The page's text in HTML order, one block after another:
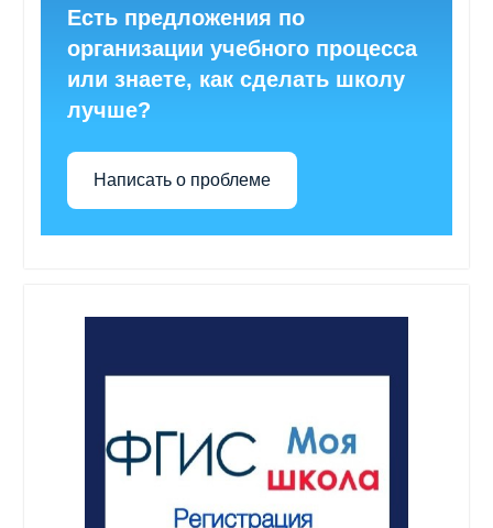
Есть предложения по
организации учебного процесса
или знаете, как сделать школу
лучше?
Написать о проблеме